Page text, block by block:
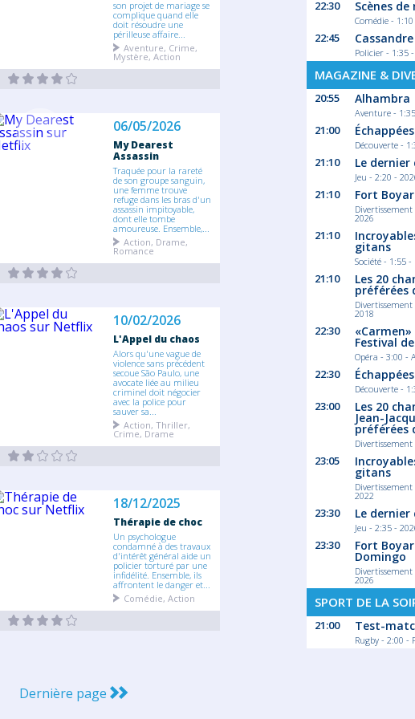
son projet de mariage se
complique quand elle
doit résoudre une
périlleuse affaire...
Aventure, Crime,
Mystère, Action
06/05/2026
My Dearest
Assassin
Traquée pour la rareté
de son groupe sanguin,
une femme trouve
refuge dans les bras d'un
assassin impitoyable,
dont elle tombe
amoureuse. Ensemble,...
Action, Drame,
Romance
10/02/2026
L'Appel du chaos
Alors qu'une vague de
violence sans précédent
secoue São Paulo, une
avocate liée au milieu
criminel doit négocier
avec la police pour
sauver sa...
Action, Thriller,
Crime, Drame
18/12/2025
Thérapie de choc
Un psychologue
condamné à des travaux
d'intérêt général aide un
policier torturé par une
infidélité. Ensemble, ils
affrontent le danger et...
Comédie, Action
Dernière page
22:30 Scènes
Comédie -
22:45 Cassandre
Policier - 1:35
MAGAZINE &
20:55 Alhambra
Aventure -
21:00
Découverte -
21:10 Le dernier
Jeu - 2:20 -
21:10 Fort
2026
21:10
gitans
Société - 1:55
21:10 Les 20
préférées
2018
22:30
Festival
Opéra - 3:00 -
22:30
Découverte -
23:00 Les 20
Jean-
préférées
23:05
gitans
2022
23:30 Le dernier
Jeu - 2:35 -
23:30 Fort
Domingo
2026
SPORT DE LA
21:00 Test-
Rugby - 2:00 -